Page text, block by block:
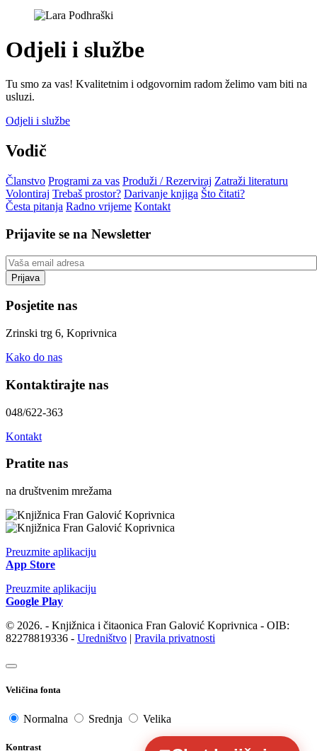
Odjeli i službe
Tu smo za vas! Kvalitetnim i odgovornim radom želimo vam biti na
usluzi.
Odjeli i službe
Vodič
Članstvo Programi za vas Produži / Rezerviraj Zatraži literaturu
Volontiraj Trebaš prostor? Darivanje knjiga Što čitati?
Česta pitanja Radno vrijeme Kontakt
Prijavite se na Newsletter
Posjetite nas
Zrinski trg 6, Koprivnica
Kako do nas
Kontaktirajte nas
048/622-363
Kontakt
Pratite nas
na društvenim mrežama
Preuzmite aplikaciju
App Store
Preuzmite aplikaciju
Google Play
© 2026. - Knjižnica i čitaonica Fran Galović Koprivnica - OIB:
82278819336 - Uredništvo | Pravila privatnosti
Veličina fonta
Normalna Srednja Velika
Kontrast